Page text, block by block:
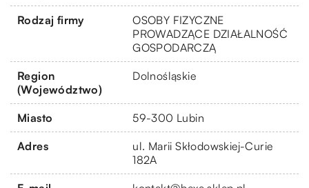
Rodzaj firmy
OSOBY FIZYCZNE
PROWADZĄCE DZIAŁALNOŚĆ
GOSPODARCZĄ
Region
(Województwo)
Dolnośląskie
Miasto 59-300 Lubin
Adres
ul. Marii Skłodowskiej-Curie
182A